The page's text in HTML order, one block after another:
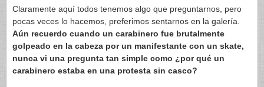
Claramente aquí todos tenemos algo que preguntarnos, pero
pocas veces lo hacemos, preferimos sentarnos en la galería.
Aún recuerdo cuando un carabinero fue brutalmente
golpeado en la cabeza por un manifestante con un skate,
nunca vi una pregunta tan simple como ¿por qué un
carabinero estaba en una protesta sin casco?